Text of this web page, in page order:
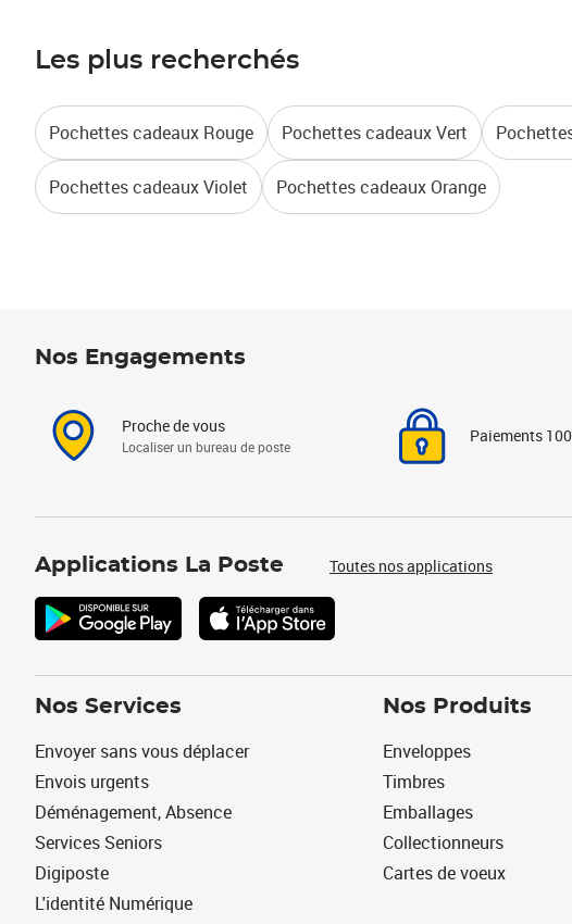
Les plus recherchés
Pochettes cadeaux Rouge Pochettes cadeaux Vert
Pochettes cadeaux Violet Pochettes cadeaux Orange
Nos Engagements
Proche de vous
Localiser un bureau de poste
Paiements
Applications La Poste Toutes nos applications
Nos Services
Envoyer sans vous déplacer
Envois urgents
Déménagement, Absence
Services Seniors
Digiposte
L'identité Numérique
Nos Produits
Enveloppes
Timbres
Emballages
Collectionneurs
Cartes de voeux